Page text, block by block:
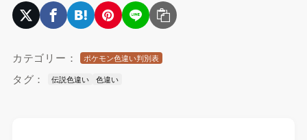
カテゴリー： ポケモン色違い判別表
タグ： 伝説色違い 色違い